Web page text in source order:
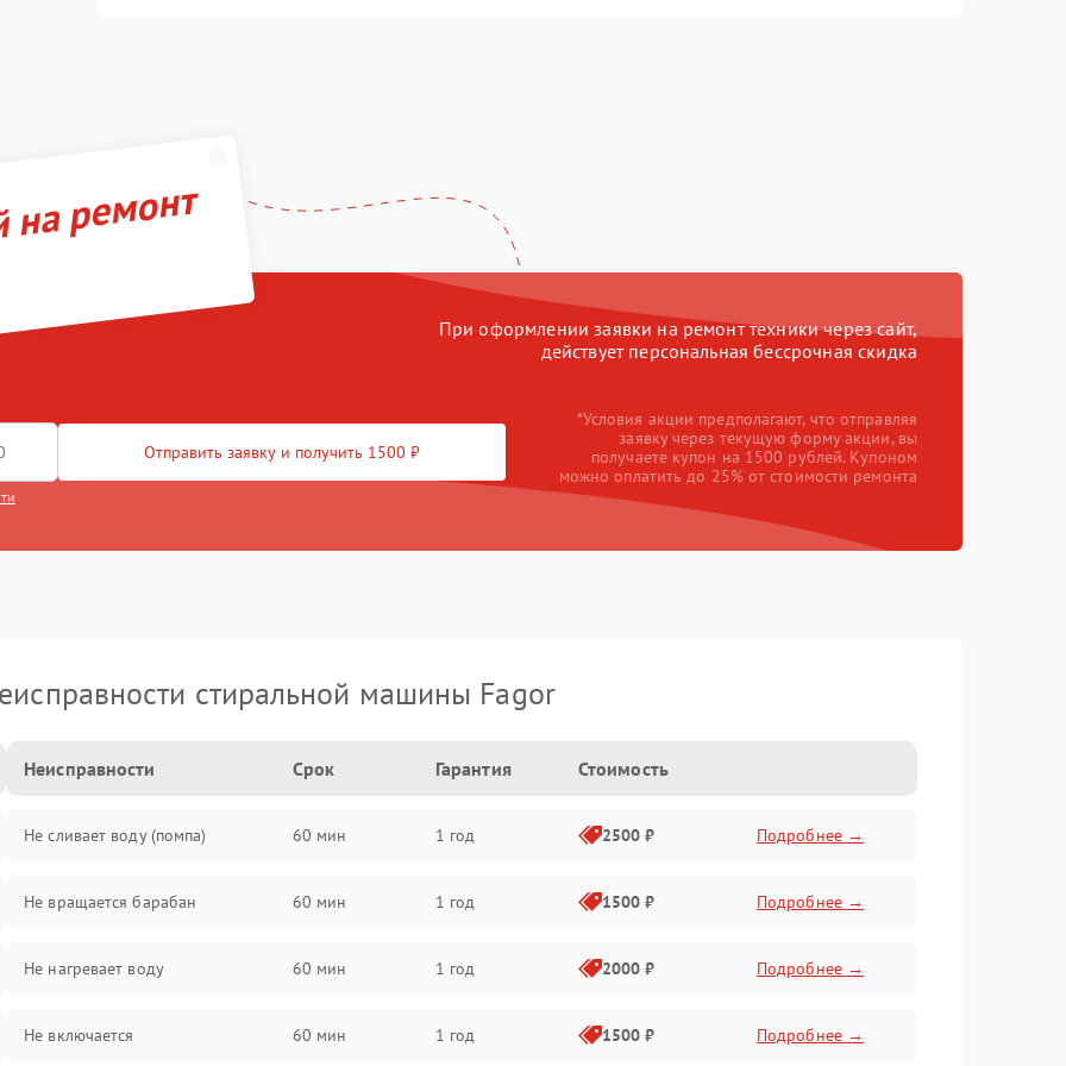
ремонт
При оформлении заявки на ремонт техники через сайт,
действует персональная бессрочная скидка
Отправить заявку и получить 1500 ₽
*Условия акции предполагают, что отправляя
заявку через текущую форму акции, вы
получаете купон на 1500 рублей. Купоном
можно оплатить до 25% от стоимости ремонта
стиральной машины Fagor
Неисправности Срок Гарантия Стоимость
Не сливает воду (помпа) 60 мин 1 год 2500 ₽ Подробнее →
Не вращается барабан 60 мин 1 год 1500 ₽ Подробнее →
Не нагревает воду 60 мин 1 год 2000 ₽ Подробнее →
Не включается 60 мин 1 год 1500 ₽ Подробнее →